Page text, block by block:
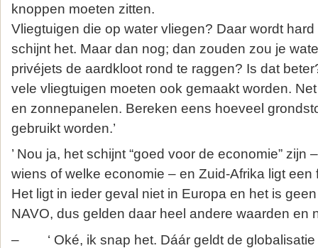
knoppen moeten zitten.
Vliegtuigen die op water vliegen? Daar wordt
schijnt het. Maar dan nog; dan zouden zou je
privéjets de aardkloot rond te raggen? Is dat
vele vliegtuigen moeten ook gemaakt worden.
en zonnepanelen. Bereken eens hoeveel
gebruikt worden.’
’ Nou ja, het schijnt “goed voor de economie” zijn
wiens of welke economie – en Zuid-Afrika ligt een
Het ligt in ieder geval niet in Europa en het is
NAVO, dus gelden daar heel andere waarden en
– ‘ Oké, ik snap het. Dáár geldt de globalisatie